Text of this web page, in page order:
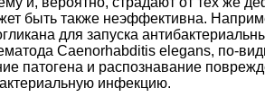
быть также неэффективна.
для запуска
Caenorhabditis elegans, по-
патогена и распознавание
инфекцию.